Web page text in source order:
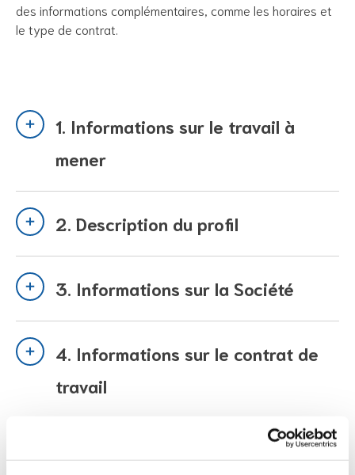
des informations complémentaires, comme les horaires et
le type de contrat.
1. Informations sur le travail à
mener
2. Description du profil
3. Informations sur la Société
4. Informations sur le contrat de
travail
5. Instructions pour envoyer sa